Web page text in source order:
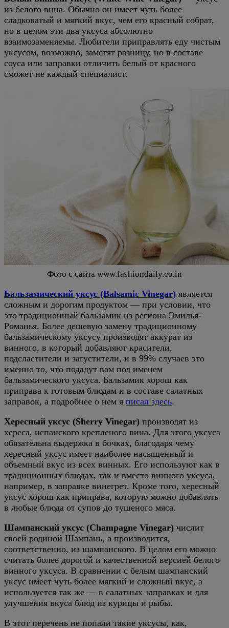
из белого вина. Обычно он имеет чуть более
сладковатый и мягкий вкус, чем его красный собрат,
но в целом эти два уксуса абсолютно
взаимозаменяемы. Любители приправлять еду чистым
уксусом, возможно, заметят разницу, но в составе
соуса или заправки отличить белый от красного
сможет не каждый специалист.
Фото с сайта www.fashiondaily.co.in
Бальзамический уксус (Balsamic Vinegar) является
сложным и дорогим продуктом — при условии, что
это традиционный бальзамик из региона Эмилья-
Романья. Более дешевую замену традиционному
бальзамическому уксусу производят аккурат из
винного, в который добавляют красители,
подсластители и загустители, и в 99% случаев это
именно то, что подадут вам под именем
бальзамического уксуса. Бальзамик хорош как
приправа к готовым блюдам и в составе салатных
заправок, а подробнее о нем я писал здесь.
Хересный уксус (Sherry Vinegar) производят из
хереса, испанского крепленого вина. Для этого уксуса
обязательна выдержка в бочках, благодаря чему
хересный уксус имеет наиболее насыщенный и
объемный вкус из всех винных. Его используют как в
традиционных блюдах, так и вместо винного уксуса,
например, в заправке винегрет. Кроме того, хересный
уксус хорош как приправа, которую можно добавлять
в любые блюда от супов до тушеного мяса.
Шампанский уксус (Champagne Vinegar) числит
своей родиной Шампань, а производится,
соответственно, из шампанского. В целом его можно
считать более дорогой и качественной версией белого
винного уксуса. В сравнении с белым шампанский
уксус имеет чуть более мягкий и сложный вкус, а
используется так же — в салатных заправках и для
улучшения вкуса блюд из курицы и рыбы.
В этот перечень не попали такие уксусы, как,